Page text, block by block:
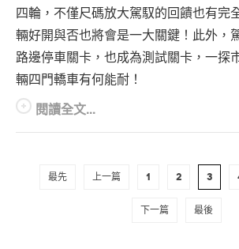
四輪，不僅尺碼放大駕馭的回饋也有完
輛好開與否也將會是一大關鍵！此外，
路邊停車關卡，也成為測試關卡，一探
輛四門轎車有何能耐！
閱讀全文...
最先 上一篇 1 2 3
下一篇 最後